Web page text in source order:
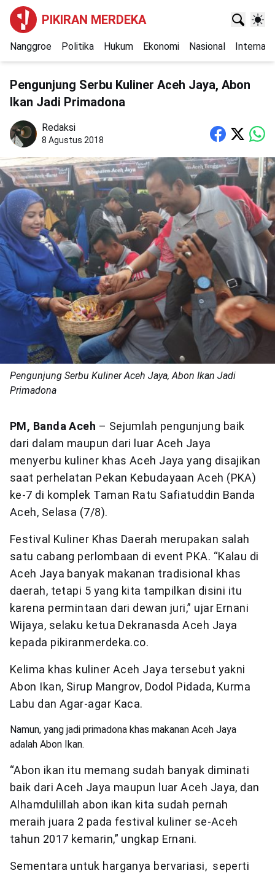
PIKIRAN MERDEKA
Nanggroe Politika Hukum Ekonomi Nasional
Pengunjung Serbu Kuliner Aceh Jaya, Abon
Ikan Jadi Primadona
Redaksi
8 Agustus 2018
Pengunjung Serbu Kuliner Aceh Jaya, Abon Ikan Jadi
Primadona
PM, Banda Aceh – Sejumlah pengunjung baik
dari dalam maupun dari luar Aceh Jaya
menyerbu kuliner khas Aceh Jaya yang disajikan
saat perhelatan Pekan Kebudayaan Aceh (PKA)
ke-7 di komplek Taman Ratu Safiatuddin Banda
Aceh, Selasa (7/8).
Festival Kuliner Khas Daerah merupakan salah
satu cabang perlombaan di event PKA. “Kalau di
Aceh Jaya banyak makanan tradisional khas
daerah, tetapi 5 yang kita tampilkan disini itu
karena permintaan dari dewan juri,” ujar Ernani
Wijaya, selaku ketua Dekranasda Aceh Jaya
kepada pikiranmerdeka.co.
Kelima khas kuliner Aceh Jaya tersebut yakni
Abon Ikan, Sirup Mangrov, Dodol Pidada, Kurma
Labu dan Agar-agar Kaca.
Namun, yang jadi primadona khas makanan Aceh Jaya
adalah Abon Ikan.
“Abon ikan itu memang sudah banyak diminati
baik dari Aceh Jaya maupun luar Aceh Jaya, dan
Alhamdulillah abon ikan kita sudah pernah
meraih juara 2 pada festival kuliner se-Aceh
tahun 2017 kemarin,” ungkap Ernani.
Sementara untuk harganya bervariasi, seperti